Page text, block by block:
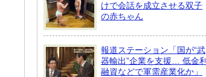
けで会話を成立させる双子
の赤ちゃん
報道ステーション「国が“武
器輸出”企業を支援… 低金利
融資などで軍需産業化か」